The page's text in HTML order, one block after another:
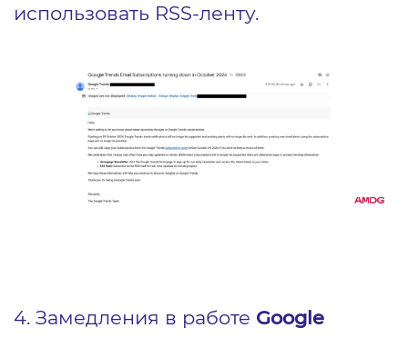
использовать RSS-ленту.
4. Замедления в работе Google